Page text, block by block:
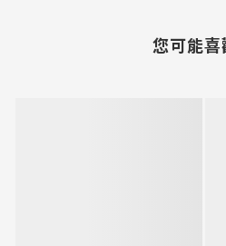
您可能